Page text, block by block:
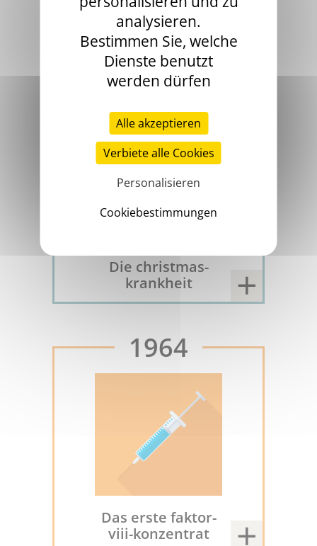
Das antihämophile
globulin
1952
Die christmas-
krankheit
1964
Das erste faktor-
viii-konzentrat
analysieren.
Bestimmen Sie, welche
Dienste benutzt
werden dürfen
Alle akzeptieren
Verbiete alle Cookies
Personalisieren
Cookiebestimmungen